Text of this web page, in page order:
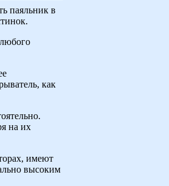
паяльник в
как
на их
имеют
высоким